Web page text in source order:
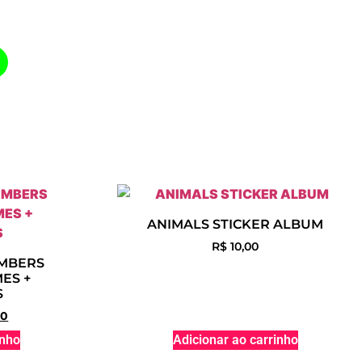
+
ANIMALS STICKER ALBUM
R$ 10,00
Adicionar ao carrinho